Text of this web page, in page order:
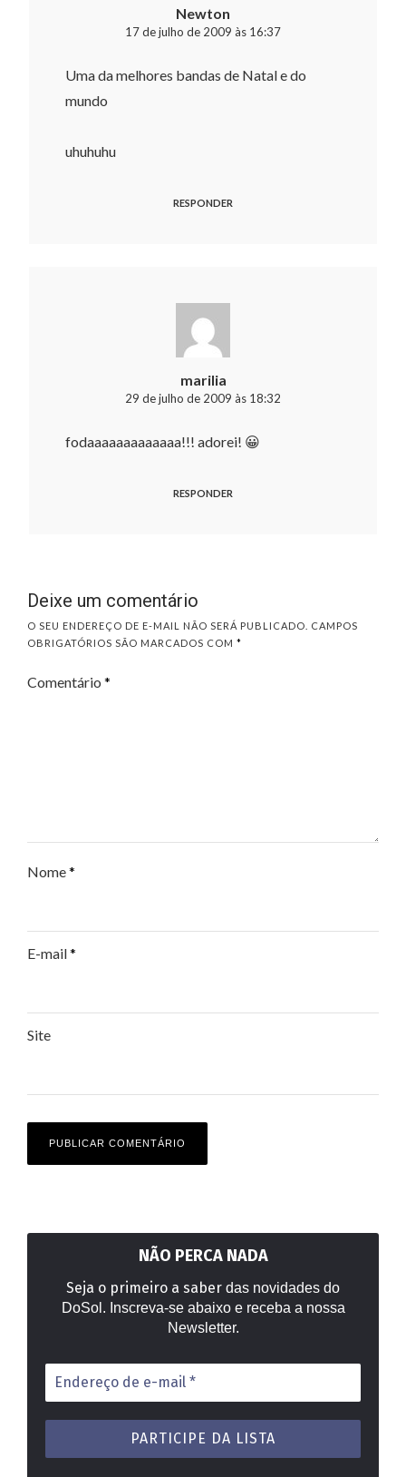
Newton
17 de julho de 2009 às 16:37
Uma da melhores bandas de Natal e do
mundo
uhuhuhu
RESPONDER
marilia
29 de julho de 2009 às 18:32
fodaaaaaaaaaaaaa!!! adorei! 😀
RESPONDER
Deixe um comentário
O SEU ENDEREÇO DE E-MAIL NÃO SERÁ PUBLICADO.
CAMPOS
OBRIGATÓRIOS SÃO MARCADOS COM *
Comentário *
Nome*
E-mail*
Site
NÃO PERCA NADA
Seja o primeiro a saber das novidades do
DoSol. Inscreva-se abaixo e receba a nossa
Newsletter.
Endereço
de
e-
mail